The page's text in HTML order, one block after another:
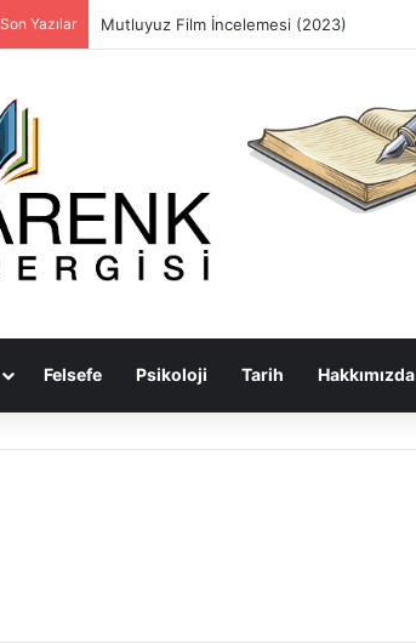
Son Yazılar Mutluyuz Film İncelemesi (2023)
Felsefe Psikoloji Tarih Hakkımızda